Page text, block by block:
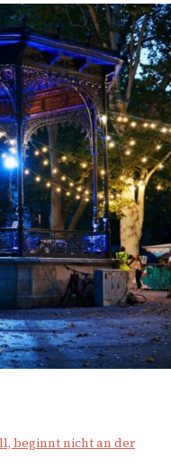
beginnt nicht an der